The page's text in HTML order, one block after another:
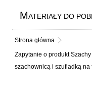
MATERIAŁY DO
Strona główna
Zapytanie o produkt
szachownicą i szufladką na